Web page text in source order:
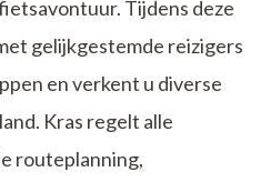
Tijdens deze
gelijkgestemde reizigers
en verkent u diverse
Kras regelt alle
routeplanning,